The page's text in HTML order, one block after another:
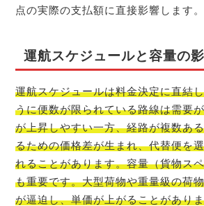
点の実際の支払額に直接影響します。
運航スケジュールと容量の
運航スケジュールは料金決定に直結
うに便数が限られている路線は需要
が上昇しやすい一方、経路が複数あ
るための価格差が生まれ、代替便を
れることがあります。容量（貨物ス
も重要です。大型荷物や重量級の荷
が逼迫し、単価が上がることがあり